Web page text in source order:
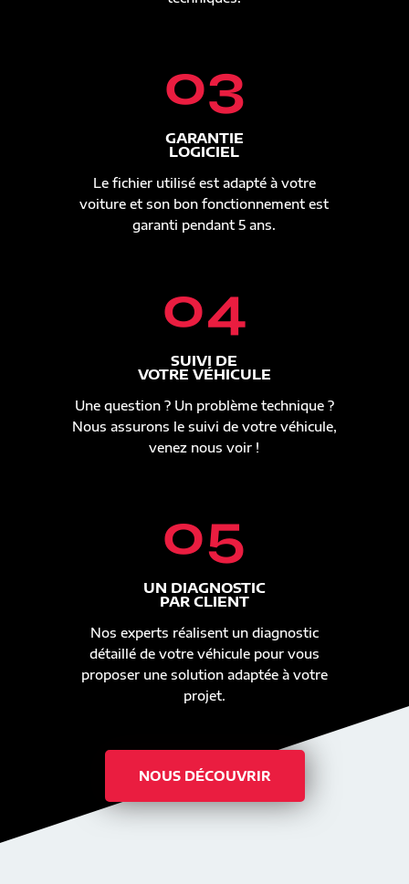
03
GARANTIE
LOGICIEL
Le fichier utilisé est adapté à votre
voiture et son bon fonctionnement est
garanti pendant 5 ans.
04
SUIVI DE
VOTRE VÉHICULE
Une question ? Un problème technique ?
Nous assurons le suivi de votre véhicule,
venez nous voir !
05
UN DIAGNOSTIC
PAR CLIENT
Nos experts réalisent un diagnostic
détaillé de votre véhicule pour vous
proposer une solution adaptée à votre
projet.
NOUS DÉCOUVRIR